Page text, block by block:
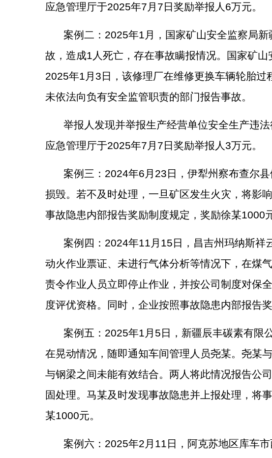
应急管理厅于2025年7月 7 日奖励举报人6万元。
案例二： 2025年1月，国家矿山安全监察局
故，造成1人死亡，存在事故瞒报情况。国家矿
2025年1月 3 日，该修理厂在维修更换车辆轮胎
未依法向负有安全监管职责的部门报告事故。
举报人发现并举报生产经营单位安全生产违
应急管理厅于2025年7月 7 日奖励举报人3万元。
案例三 ： 2024年6月 23 日，伊犁州察布查尔
损毁。若不及时处理，一旦矿区发生火灾，将影
事故隐患内部报告奖励制度规定，奖励徐某1000
案例 四 ： 2024年11月 15 日，昌吉州玛纳斯祥
动火作业票证、未进行气体分析等情况下，在煤
责令作业人员立即停止作业，并按公司制度对保
度评优资格。同时，企业按照事故隐患内部报告
案例五 ： 2025年1月 5 日，新疆辰丰碳素有限
在晃动情况，随即通知车间管理人员尧某。尧某
与钢梁之间未能有效结合。两人将此情况报告公
固处理。马某及时发现事故隐患并上报处理，将
某1000元。
案例 六 ： 2025年2月 11 日，阿克苏地区库车